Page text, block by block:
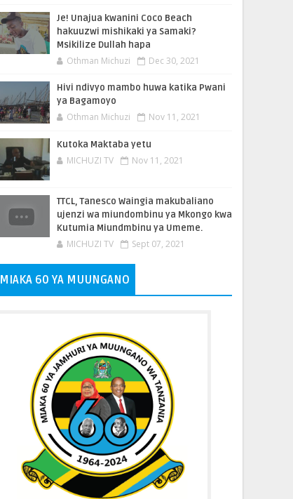
Je! Unajua kwanini Coco Beach
hakuuzwi mishikaki ya Samaki?
Msikilize Dullah hapa
Othman Michuzi Dec 30, 2021
Hivi ndivyo mambo huwa katika Pwani
ya Bagamoyo
Othman Michuzi Nov 11, 2021
Kutoka Maktaba yetu
MICHUZI TV Nov 11, 2021
TTCL, Tanesco Waingia makubaliano
ujenzi wa miundombinu ya Mkongo kwa
Kutumia Miundmbinu ya Umeme.
MICHUZI TV Sept 07, 2021
MIAKA 60 YA MUUNGANO